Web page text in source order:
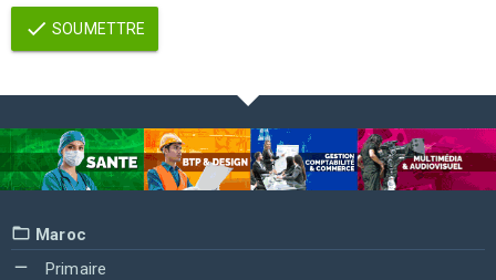
SOUMETTRE
Maroc
Primaire